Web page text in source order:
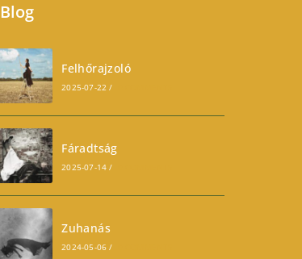
Blog
Felhőrajzoló
2025-07-22 /
Fáradtság
2025-07-14 /
Zuhanás
2024-05-06 /